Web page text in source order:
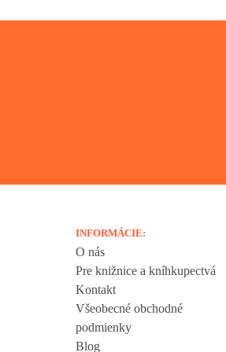
INFORMÁCIE:
O nás
Pre knižnice a kníhkupectvá
Kontakt
Všeobecné obchodné
podmienky
Blog